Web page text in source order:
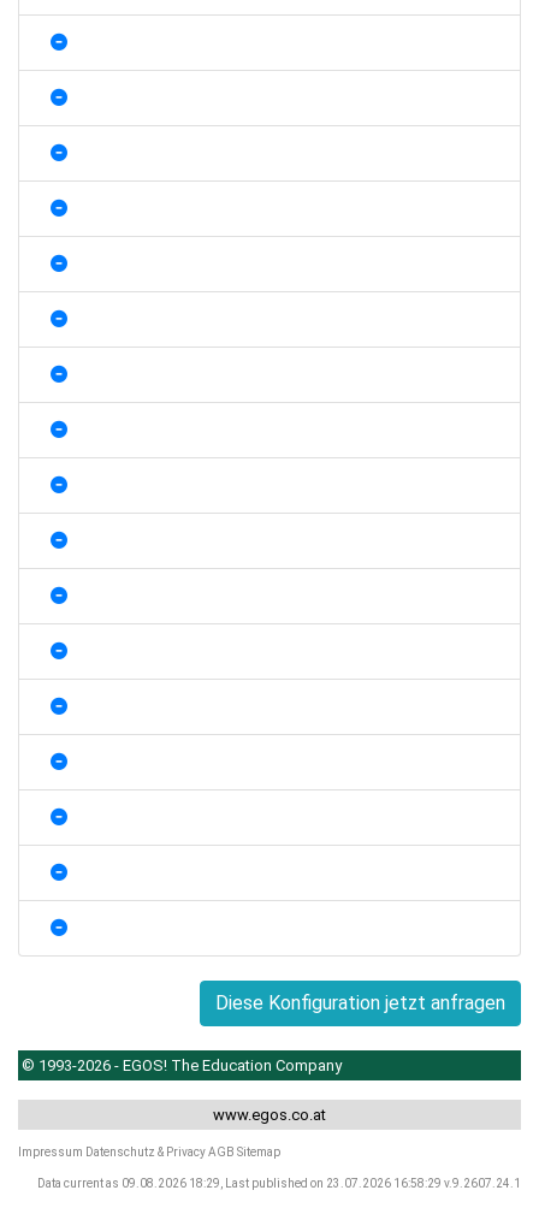
Diese Konfiguration jetzt anfragen
© 1993-2026 - EGOS! The Education Company
www.egos.co.at
Impressum Datenschutz & PrivacyAGB Sitemap
Data current as 09.08.2026 18:29, Last published on 23.07.2026 16:58:29 v.9.2607.24.1